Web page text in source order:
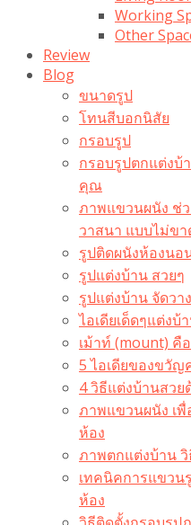
Working
Other
Review
Blog
ขนาดรูป
โทนสีบอกนิสัย
กรอบรูป
กรอบรูปตกแต่งบ้
คุณ
ภาพแขวนผนัง ช่ว
วาสนา แบบไม่ขา
รูปติดผนังห้องนอ
รูปแต่งบ้าน สวยๆ
รูปแต่งบ้าน จัดว
ไอเดียเด็ดๆแต่ง
เม้าท์ (mount) คื
5 ไอเดียของขวั
4 วิธีแต่งบ้านสวย
ภาพแขวนผนัง เ
ห้อง
ภาพตกแต่งบ้าน
เทคนิคการแขวน
ห้อง